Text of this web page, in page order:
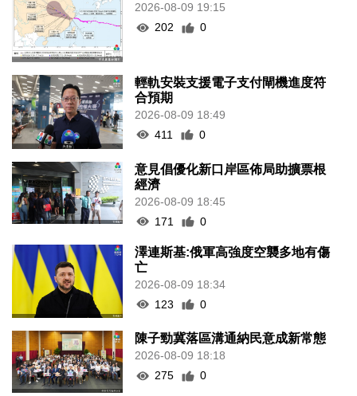
2026-08-09 19:15
202
0
輕軌安裝支援電子支付閘機進度符
合預期
2026-08-09 18:49
411
0
意見倡優化新口岸區佈局助擴票根
經濟
2026-08-09 18:45
171
0
澤連斯基:俄軍高強度空襲多地有傷
亡
2026-08-09 18:34
123
0
陳子勁冀落區溝通納民意成新常態
2026-08-09 18:18
275
0